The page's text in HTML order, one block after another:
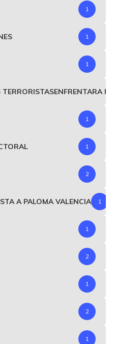
1
1
1
1
1
2
A PALOMA VALENCIA 1
1
2
1
2
1